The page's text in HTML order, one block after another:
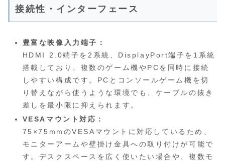
接続性・インターフェース
豊富な映像入力端子：
HDMI 2.0端子を2系統、DisplayPort端子を1系統
搭載しており、複数のゲーム機やPCを同時に接続
しやすい構成です。PCとコンソールゲーム機を切
り替えながら使うような環境でも、ケーブルの抜き
差しを最小限に抑えられます。
VESAマウント対応：
75×75mmのVESAマウントに対応しているため、
モニターアームや壁掛け金具への取り付けが可能で
す。デスクスペースを広く使いたい場合や、複数モ